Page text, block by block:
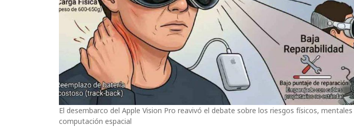
El desembarco del Apple Vision Pro reavivó el debate sobre los riesgos físicos,
computación espacial